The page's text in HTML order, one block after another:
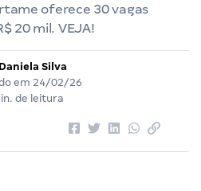
oferece 30 vagas
20 mil. VEJA!
Daniela Silva
em 24/02/26
de leitura